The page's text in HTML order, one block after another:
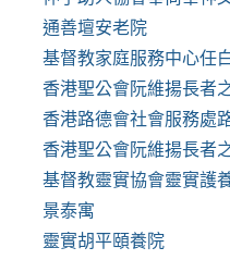
通善壇安老院
基督教家庭服務中心任
香港聖公會阮維揚長者
香港路德會社會服務處
香港聖公會阮維揚長者
基督教靈實協會靈實護
景泰寓
靈實胡平頤養院